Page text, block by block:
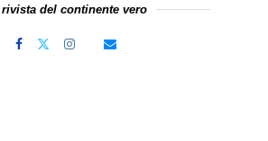
rivista del continente vero